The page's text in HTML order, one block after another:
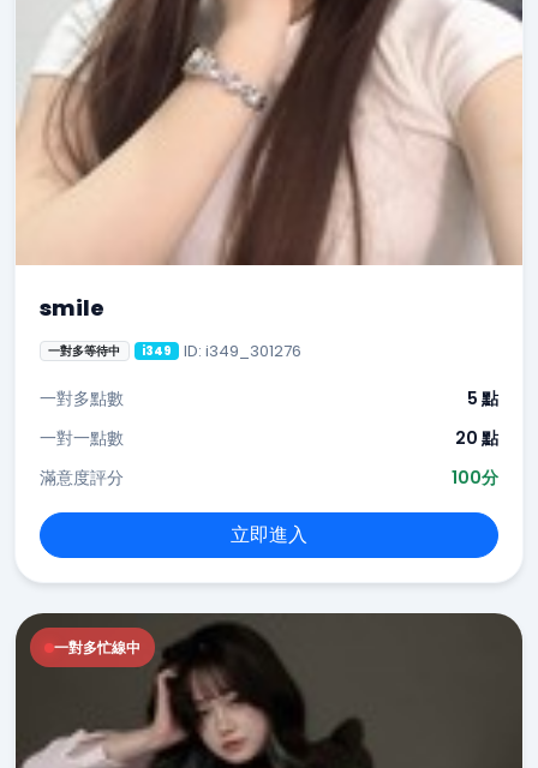
smile
一對多等待中 i349 ID: i349_301276
一對多點數
5 點
一對一點數
20 點
滿意度評分
100分
立即進入
一對多忙線中